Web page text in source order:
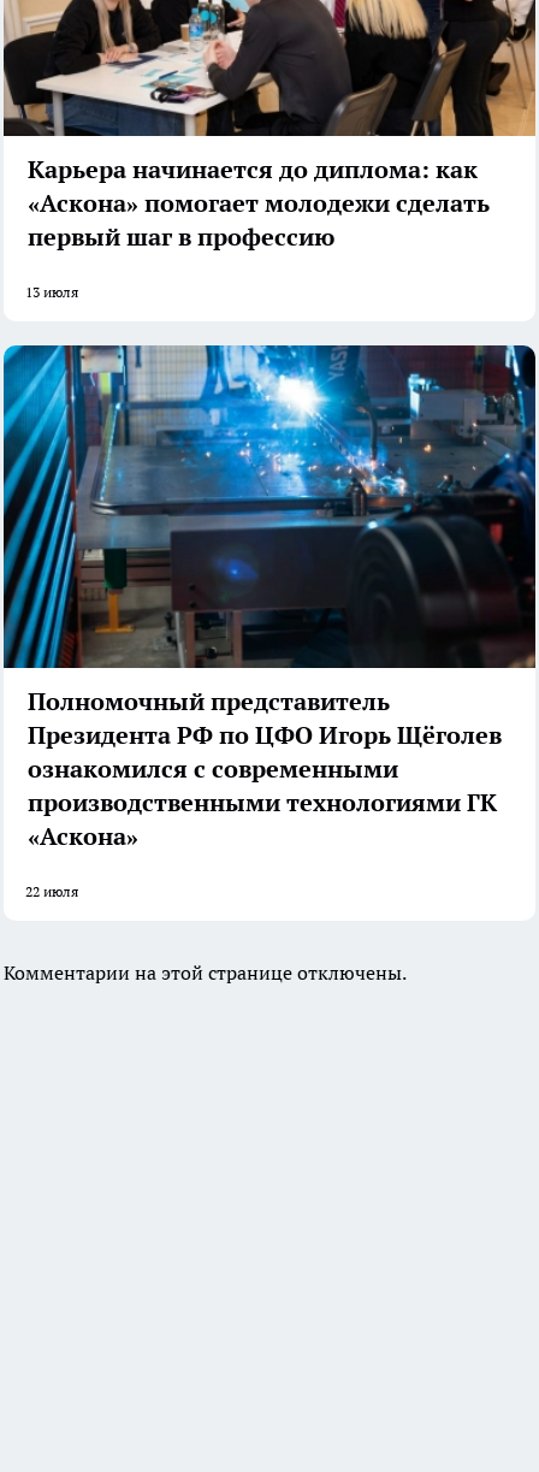
Карьера начинается до диплома: как
«Аскона» помогает молодежи сделать
первый шаг в профессию
13 июля
Полномочный представитель
Президента РФ по ЦФО Игорь Щёголев
ознакомился с современными
производственными технологиями ГК
«Аскона»
22 июля
Комментарии на этой странице отключены.